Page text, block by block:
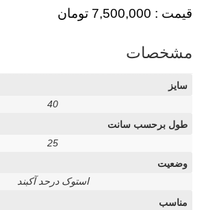
قیمت : 7,500,000 تومان
مشخصات
سایز
40
طول برحسب سانت
25
وضعیت
استوک درحد آکبند
مناسب